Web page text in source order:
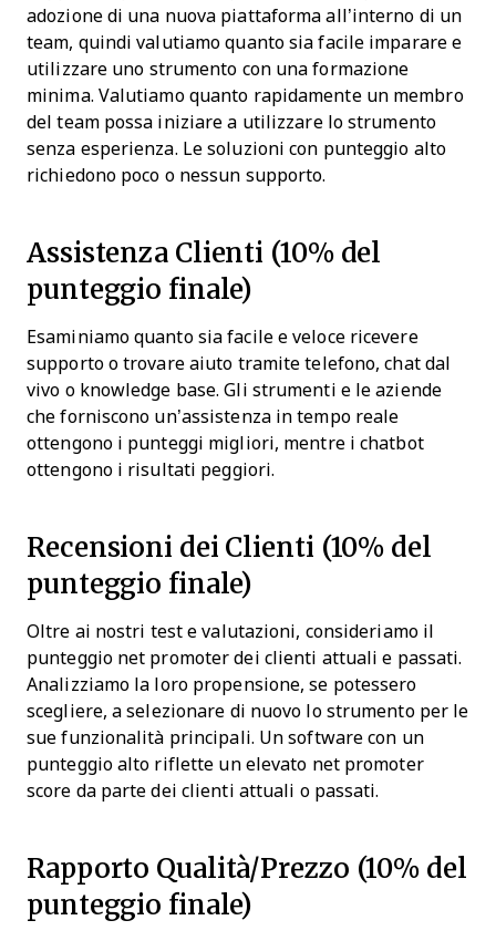
adozione di una nuova piattaforma all’interno di un
team, quindi valutiamo quanto sia facile imparare e
utilizzare uno strumento con una formazione
minima. Valutiamo quanto rapidamente un membro
del team possa iniziare a utilizzare lo strumento
senza esperienza. Le soluzioni con punteggio alto
richiedono poco o nessun supporto.
Assistenza Clienti (10% del
punteggio finale)
Esaminiamo quanto sia facile e veloce ricevere
supporto o trovare aiuto tramite telefono, chat dal
vivo o knowledge base. Gli strumenti e le aziende
che forniscono un’assistenza in tempo reale
ottengono i punteggi migliori, mentre i chatbot
ottengono i risultati peggiori.
Recensioni dei Clienti (10% del
punteggio finale)
Oltre ai nostri test e valutazioni, consideriamo il
punteggio net promoter dei clienti attuali e passati.
Analizziamo la loro propensione, se potessero
scegliere, a selezionare di nuovo lo strumento per le
sue funzionalità principali. Un software con un
punteggio alto riflette un elevato net promoter
score da parte dei clienti attuali o passati.
Rapporto Qualità/Prezzo (10% del
punteggio finale)